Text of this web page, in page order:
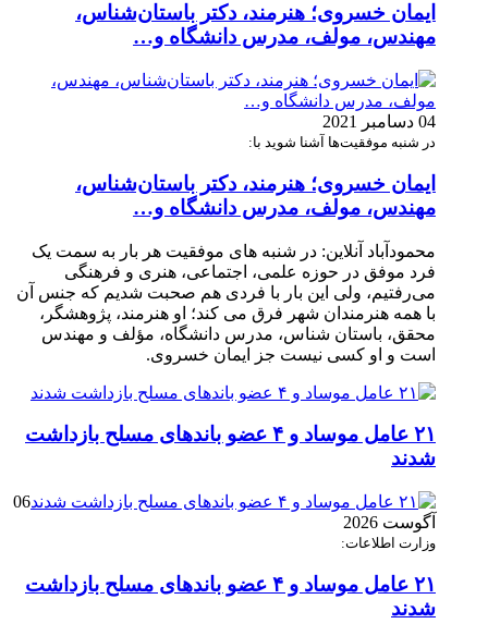
ایمان خسروی؛ هنرمند، دکتر باستان‌شناس،
مهندس، مولف، مدرس دانشگاه و…
04 دسامبر 2021
در شنبه موفقیت‌ها آشنا شوید با:
ایمان خسروی؛ هنرمند، دکتر باستان‌شناس،
مهندس، مولف، مدرس دانشگاه و…
محمودآباد آنلاین: در شنبه های موفقیت هر بار به سمت یک
فرد موفق در حوزه علمی، اجتماعی، هنری و فرهنگی
می‌رفتیم، ولی این بار با فردی هم صحبت شدیم که جنس آن
با همه هنرمندان شهر فرق می کند؛ او هنرمند، پژوهشگر،
محقق، باستان شناس، مدرس دانشگاه، مؤلف و مهندس
است و او کسی نیست جز ایمان خسروی.
۲۱ عامل موساد و ۴ عضو باند‌های مسلح بازداشت
شدند
06
آگوست 2026
وزارت اطلاعات:
۲۱ عامل موساد و ۴ عضو باند‌های مسلح بازداشت
شدند